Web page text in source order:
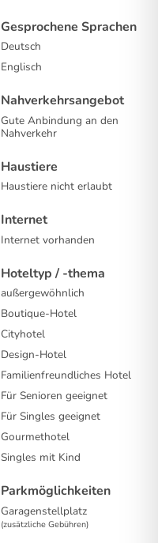
Gesprochene Sprachen
Deutsch
Englisch
Nahverkehrsangebot
Gute Anbindung an den
Nahverkehr
Haustiere
Haustiere nicht erlaubt
Internet
Internet vorhanden
Hoteltyp / -thema
außergewöhnlich
Boutique-Hotel
Cityhotel
Design-Hotel
Familienfreundliches Hotel
Für Senioren geeignet
Für Singles geeignet
Gourmethotel
Singles mit Kind
Parkmöglichkeiten
Garagenstellplatz
(zusätzliche Gebühren)